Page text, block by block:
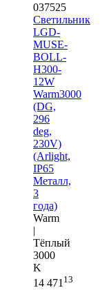
037525
Светильник
LGD-
MUSE-
BOLL-
H300-
12W
Warm3000
(DG,
296
deg,
230V)
(Arlight,
IP65
Металл,
3
года)
Warm
|
Тёплый
3000
K
14 471 13